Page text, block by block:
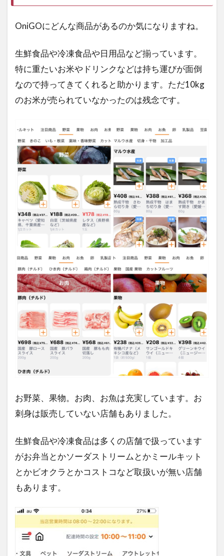
OniGOにどんな商品があるのか気になりますね。
生鮮食品や冷凍食品や日用品など揃っています。
特に重たいお米やドリンクなどは持ち運びが面倒
なので持ってきてくれると助かります。ただ10kg
のお米が売られていなかったのは残念です。
お野菜、果物。お肉、お魚は充実しています。お
刺身は販売していない店舗もありました。
生鮮食品や冷凍食品は多くの店舗で扱っています
がお弁当とかソーダストリームとかミールキット
とかビオクラとかコストコなど取扱いが無い店舗
もあります。